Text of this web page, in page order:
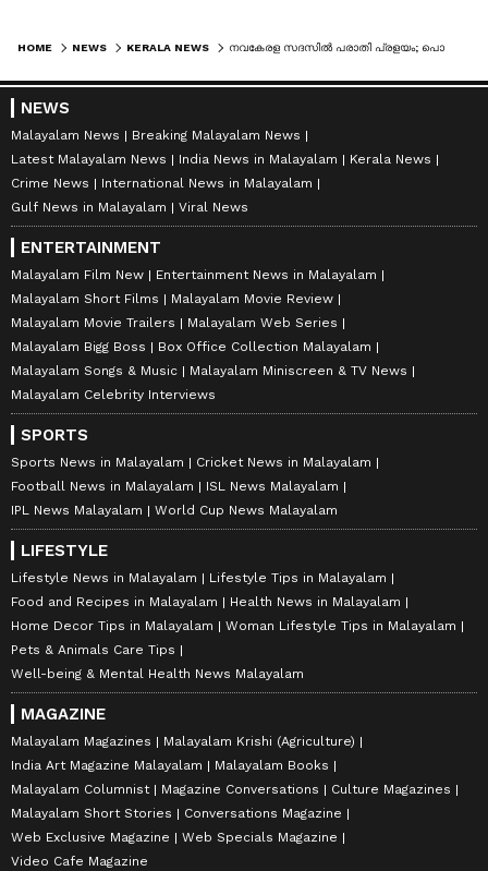
HOME NEWS KERALA NEWS
NEWS
Malayalam News
Breaking Malayalam News
Latest Malayalam News
India News in Malayalam
Kerala News
Crime News
International News in Malayalam
Gulf News in Malayalam
Viral News
ENTERTAINMENT
Malayalam Film New
Entertainment News in Malayalam
Malayalam Short Films
Malayalam Movie Review
Malayalam Movie Trailers
Malayalam Web Series
Malayalam Bigg Boss
Box Office Collection Malayalam
Malayalam Songs & Music
Malayalam Miniscreen & TV News
Malayalam Celebrity Interviews
SPORTS
Sports News in Malayalam
Cricket News in Malayalam
Football News in Malayalam
ISL News Malayalam
IPL News Malayalam
World Cup News Malayalam
LIFESTYLE
Lifestyle News in Malayalam
Lifestyle Tips in Malayalam
Food and Recipes in Malayalam
Health News in Malayalam
Home Decor Tips in Malayalam
Woman Lifestyle Tips in Malayalam
Pets & Animals Care Tips
Well-being & Mental Health News Malayalam
MAGAZINE
Malayalam Magazines
Malayalam Krishi (Agriculture)
India Art Magazine Malayalam
Malayalam Books
Malayalam Columnist
Magazine Conversations
Culture Magazines
Malayalam Short Stories
Conversations Magazine
Web Exclusive Magazine
Web Specials Magazine
Video Cafe Magazine